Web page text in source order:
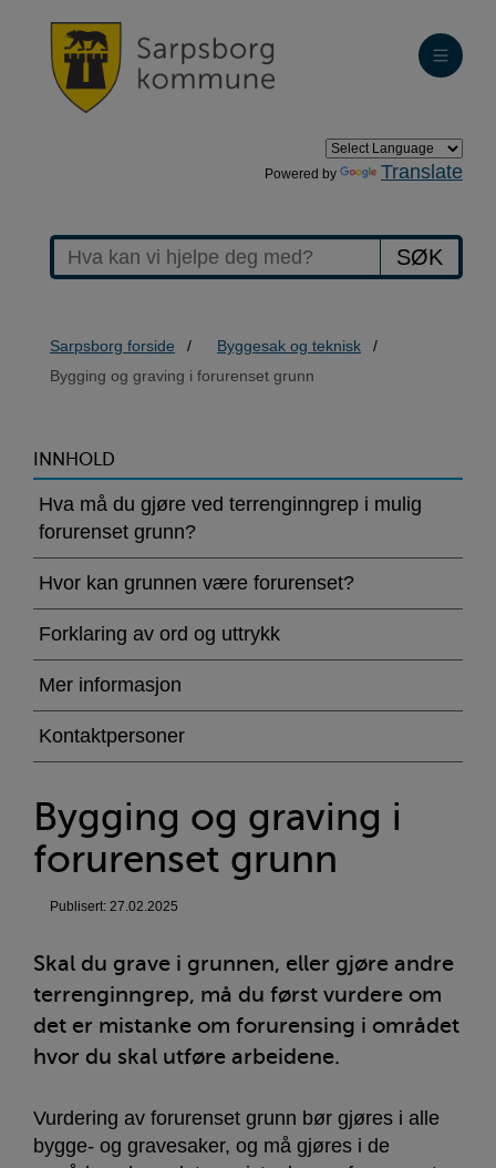
Powered by Translate
SØK
Sarpsborg forside
Byggesak og teknisk
Bygging og graving i forurenset grunn
>Bygging
og
graving
forurenset
grunn
INNHOLD
Hva må du gjøre ved terrenginngrep i mulig
forurenset grunn?
Hvor kan grunnen være forurenset?
Forklaring av ord og uttrykk
Mer informasjon
Kontaktpersoner
Bygging og graving i
forurenset grunn
Publisert: 27.02.2025
Skal du grave i grunnen, eller gjøre andre
terrenginngrep, må du først vurdere om
det er mistanke om forurensing i området
hvor du skal utføre arbeidene.
Vurdering av forurenset grunn bør gjøres i alle
bygge- og gravesaker, og må gjøres i de